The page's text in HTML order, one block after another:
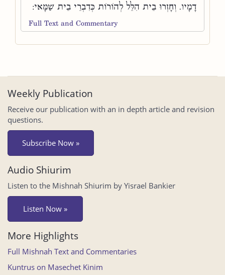
דָמָיו. וְחָזְרוּ בֵית הִלֵּל לְהוֹרוֹת כְּדִבְרֵי בֵית שַׁמָּאי:
Full Text and Commentary
Weekly Publication
Receive our publication with an in depth article and revision
questions.
Subscribe Now »
Audio Shiurim
Listen to the Mishnah Shiurim by Yisrael Bankier
Listen Now »
More Highlights
Full Mishnah Text and Commentaries
Kuntrus on Masechet Kinim